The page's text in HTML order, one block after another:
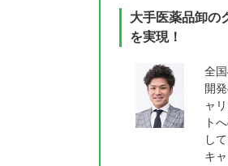
大手医薬品卸の
を実現！
全
開
ャ
ト
し
キ